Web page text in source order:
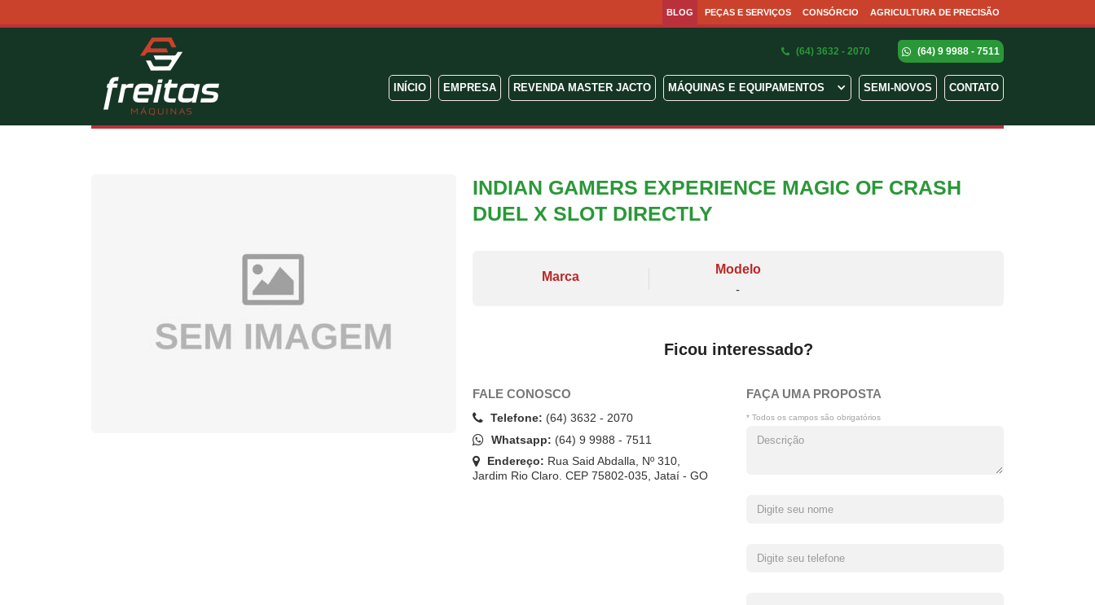
BLOG PEÇAS E SERVIÇOS CONSÓRCIO AGRICULTURA DE PRECISÃO
(64) 3632 - 2070 (64) 9 9988 - 7511
INÍCIO EMPRESA REVENDA MASTER JACTO MÁQUINAS E EQUIPAMENTOS SEMI-NOVOS CONTATO
INDIAN GAMERS EXPERIENCE MAGIC OF CRASH
DUEL X SLOT DIRECTLY
Marca
Modelo
-
Ficou interessado?
FALE CONOSCO
Telefone: (64) 3632 - 2070
Whatsapp: (64) 9 9988 - 7511
Endereço: Rua Said Abdalla, Nº 310,
Jardim Rio Claro. CEP 75802-035, Jataí - GO
FAÇA UMA PROPOSTA
* Todos os campos são obrigatórios